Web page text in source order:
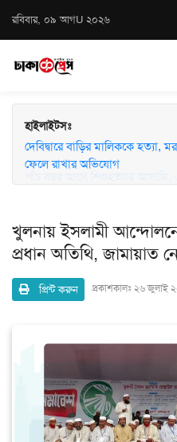
রবিবার, ০৯ আগU ২০২৬
হাইলাইটসঃ
দেবিদ্বারে বাড়ির মালিককে
ফেলে রাখার অভিযোগ
খুলনায় ইসলামী
প্রধান অতিথি, জামায়াত
প্রিন্ট করুন প্রকাশকালঃ ২৬ জুলাই